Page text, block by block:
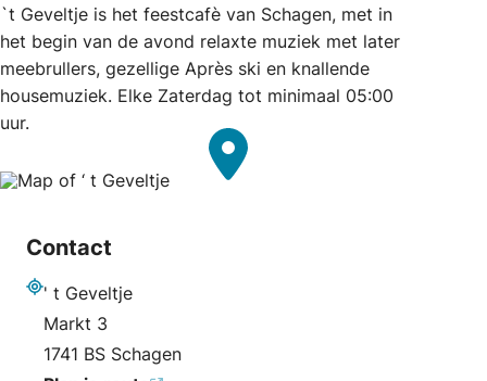
`t Geveltje is het feestcafè van Schagen, met in
het begin van de avond relaxte muziek met later
meebrullers, gezellige Après ski en knallende
housemuziek. Elke Zaterdag tot minimaal 05:00
uur.
Contact
' t Geveltje
Markt 3
1741 BS Schagen